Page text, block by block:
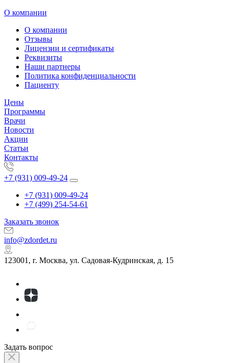
О компании
О компании
Отзывы
Лицензии и сертификаты
Реквизиты
Наши партнеры
Политика конфиденциальности
Пациенту
Цены
Программы
Врачи
Новости
Акции
Статьи
Контакты
+7 (931) 009-49-24
+7 (931) 009-49-24
+7 (499) 254-54-61
Заказать звонок
info@zdordet.ru
123001, г. Москва, ул. Садовая-Кудринская, д. 15
Задать вопрос